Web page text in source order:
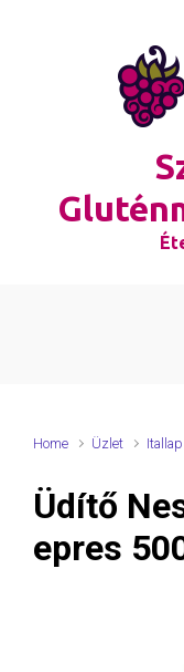
Home Üzlet Itallap
Üdítő
epres